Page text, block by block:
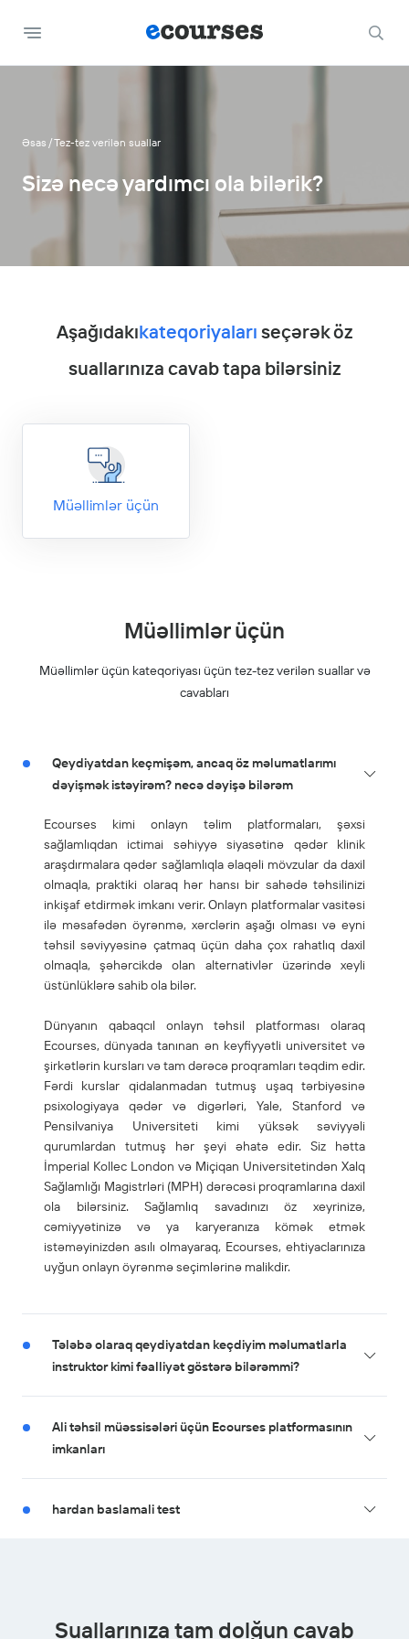
Əsas Tez-tez verilən suallar
Sizə necə yardımcı ola bilərik?
Aşağıdakıkateqoriyaları seçərək öz
suallarınıza cavab tapa bilərsiniz
Müəllimlər üçün
Müəllimlər üçün
Müəllimlər üçün kateqoriyası üçün tez-tez verilən suallar və
cavabları
Qeydiyatdan keçmişəm, ancaq öz məlumatlarımı
dəyişmək istəyirəm? necə dəyişə bilərəm
Ecourses kimi onlayn təlim platformaları, şəxsi
sağlamlıqdan ictimai səhiyyə siyasətinə qədər klinik
araşdırmalara qədər sağlamlıqla əlaqəli mövzular da daxil
olmaqla, praktiki olaraq hər hansı bir sahədə təhsilinizi
inkişaf etdirmək imkanı verir. Onlayn platformalar vasitəsi
ilə məsafədən öyrənmə, xərclərin aşağı olması və eyni
təhsil səviyyəsinə çatmaq üçün daha çox rahatlıq daxil
olmaqla, şəhərcikdə olan alternativlər üzərində xeyli
üstünlüklərə sahib ola bilər.
Dünyanın qabaqcıl onlayn təhsil platforması olaraq
Ecourses, dünyada tanınan ən keyfiyyətli universitet və
şirkətlərin kursları və tam dərəcə proqramları təqdim edir.
Fərdi kurslar qidalanmadan tutmuş uşaq tərbiyəsinə
psixologiyaya qədər və digərləri, Yale, Stanford və
Pensilvaniya Universiteti kimi yüksək səviyyəli
qurumlardan tutmuş hər şeyi əhatə edir. Siz hətta
İmperial Kollec London və Miçiqan Universitetindən Xalq
Sağlamlığı Magistrləri (MPH) dərəcəsi proqramlarına daxil
ola bilərsiniz. Sağlamlıq savadınızı öz xeyrinizə,
cəmiyyətinizə və ya karyeranıza kömək etmək
istəməyinizdən asılı olmayaraq, Ecourses, ehtiyaclarınıza
uyğun onlayn öyrənmə seçimlərinə malikdir.
Tələbə olaraq qeydiyatdan keçdiyim məlumatlarla
instruktor kimi fəalliyət göstərə bilərəmmi?
Ali təhsil müəssisələri üçün Ecourses platformasının
imkanları
hardan baslamali test
Suallarınıza tam dolğun cavab